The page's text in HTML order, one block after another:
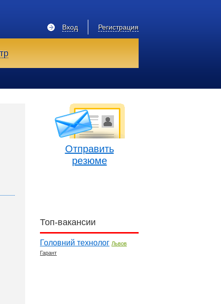
Регистрация
Вход
Отправить
резюме
Топ-вакансии
Головний технолог Львов
Гарант